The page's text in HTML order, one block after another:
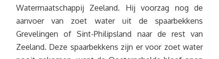
Watermaatschappij Zeeland. Hij voorzag nog de
aanvoer van zoet water uit de spaarbekkens
Grevelingen of Sint-Philipsland naar de rest van
Zeeland. Deze spaarbekkens zijn er voor zoet water